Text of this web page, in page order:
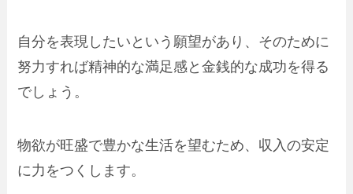
自分を表現したいという願望があり、そのために
努力すれば精神的な満足感と金銭的な成功を得る
でしょう。
物欲が旺盛で豊かな生活を望むため、収入の安定
に力をつくします。